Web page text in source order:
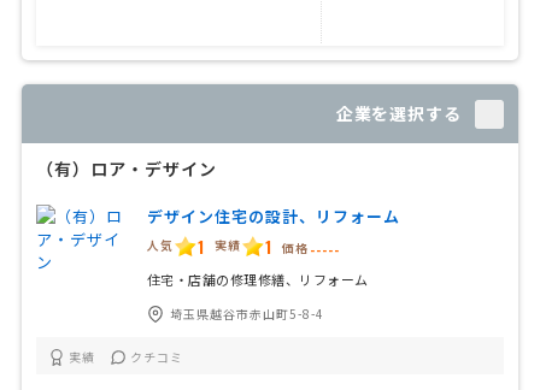
企業を選択する
（有）ロア・デザイン
デザイン住宅の設計、リフォーム
人気 1 実績 1 価格 -----
住宅・店舗の修理修繕、リフォーム
埼玉県越谷市赤山町5-8-4
実績 クチコミ